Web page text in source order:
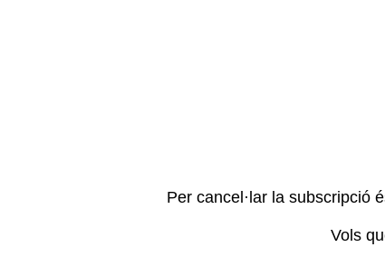
Per cancel·lar la subscripció
Vols